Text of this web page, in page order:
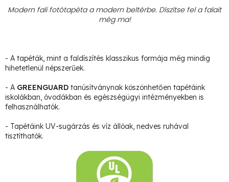
Modern fali fotótapéta a modern beltérbe. Díszítse fel a falait
még ma!
- A tapéták, mint a faldíszítés klasszikus formája még mindig
hihetetlenül népszerűek.
- A GREENGUARD tanúsítványnak köszönhetően tapétáink
iskolákban, óvodákban és egészségügyi intézményekben is
felhasználhatók.
- Tapétáink UV-sugárzás és víz állóak, nedves ruhával
tisztíthatók.